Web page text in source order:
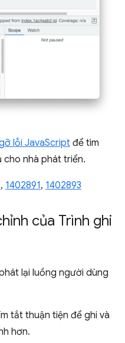
lỗi JavaScript để tìm
cho nhà phát triển.
, 1402891, 1402893
của Trình ghi
lại luồng người dùng
tắt thuận tiện để ghi và
hơn.